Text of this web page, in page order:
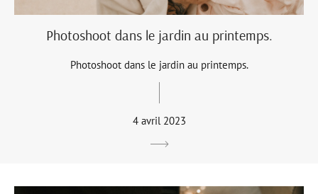
Photoshoot dans le jardin au printemps.
Photoshoot dans le jardin au printemps.
4 avril 2023